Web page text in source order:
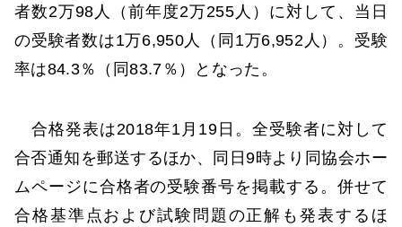
者数2万98人（前年度2万255人）に対して、当日
の受験者数は1万6,950人（同1万6,952人）。受験
率は84.3％（同83.7％）となった。
合格発表は2018年1月19日。全受験者に対して
合否通知を郵送するほか、同日9時より同協会ホー
ムページに合格者の受験番号を掲載する。併せて
合格基準点および試験問題の正解も発表するほ